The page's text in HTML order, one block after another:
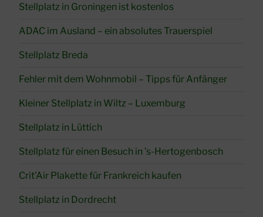
Stellplatz in Groningen ist kostenlos
ADAC im Ausland – ein absolutes Trauerspiel
Stellplatz Breda
Fehler mit dem Wohnmobil – Tipps für Anfänger
Kleiner Stellplatz in Wiltz – Luxemburg
Stellplatz in Lüttich
Stellplatz für einen Besuch in ’s-Hertogenbosch
Crit’Air Plakette für Frankreich kaufen
Stellplatz in Dordrecht